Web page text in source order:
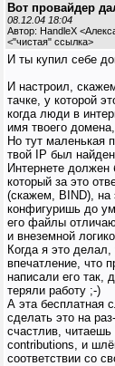
Вот провайдер
08.12.04 18:04
Автор: HandleX
<"чистая" ссылка>
И ты купил себе
И настроил,
тачке, у которой
когда люди в
имя твоего
Но тут маленькая
твой IP был
Интернете должен
который за это
(скажем, BIND), на
конфигуришь до
его файлы
и внеземной
Когда я это
впечатление, что
написали его так,
теряли работу ;-)
А эта бесплатная
сделать это на
счастлив,
contributions, и
соответствии со